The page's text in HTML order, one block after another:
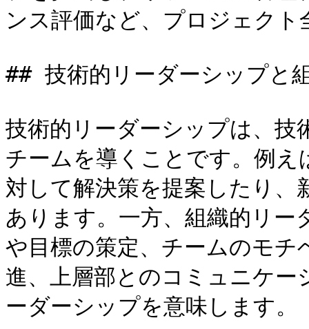
ンス評価など、プロジェク
## 技術的リーダーシップと
技術的リーダーシップは、技
チームを導くことです。例
対して解決策を提案したり
あります。一方、組織的リ
や目標の策定、チームのモ
進、上層部とのコミュニケ
ーダーシップを意味します。